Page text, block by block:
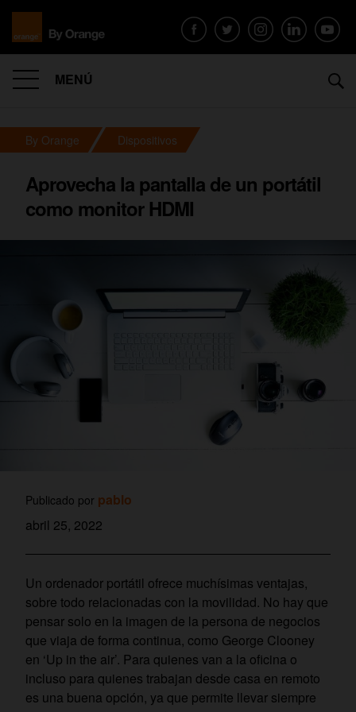
MENÚ
By Orange Dispositivos
Aprovecha la pantalla de un portátil
como monitor HDMI
Publicado por pablo
abril 25, 2022
Un ordenador portátil ofrece muchísimas ventajas,
sobre todo relacionadas con la movilidad. No hay que
pensar solo en la imagen de la persona de negocios
que viaja de forma continua, como George Clooney
en ‘Up in the air’. Para quienes van a la oficina o
incluso para quienes trabajan desde casa en remoto
es una buena opción, ya que permite llevar siempre